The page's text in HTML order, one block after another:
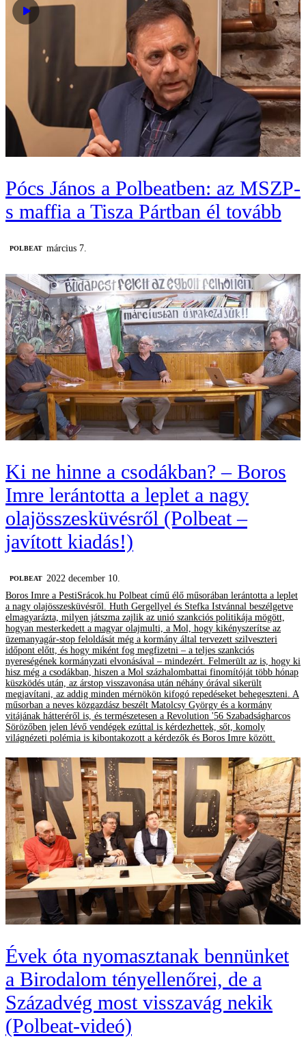
Pócs János a Polbeatben: az MSZP-
s maffia a Tisza Pártban él tovább
‎POLBEAT március 7.
Ki ne hinne a csodákban? – Boros
Imre lerántotta a leplet a nagy
olajösszesküvésről (Polbeat –
javított kiadás!)
‎POLBEAT 2022 december 10.
Boros Imre a PestiSrácok.hu Polbeat című élő műsorában lerántotta a leplet
a nagy olajösszesküvésről. Huth Gergellyel és Stefka Istvánnal beszélgetve
elmagyarázta, milyen játszma zajlik az unió szankciós politikája mögött,
hogyan mesterkedett a magyar olajmulti, a Mol, hogy kikényszerítse az
üzemanyagár-stop feloldását még a kormány által tervezett szilveszteri
időpont előtt, és hogy miként fog megfizetni – a teljes szankciós
nyereségének kormányzati elvonásával – mindezért. Felmerült az is, hogy ki
hisz még a csodákban, hiszen a Mol százhalombattai finomítóját több hónap
küszködés után, az árstop visszavonása után néhány órával sikerült
megjavítani, az addig minden mérnökön kifogó repedéseket behegeszteni. A
műsorban a neves közgazdász beszélt Matolcsy György és a kormány
vitájának hátteréről is, és természetesen a Revolution '56 Szabadságharcos
Sörözőben jelen lévő vendégek ezúttal is kérdezhettek, sőt, komoly
világnézeti polémia is kibontakozott a kérdezők és Boros Imre között.
Évek óta nyomasztanak bennünket
a Birodalom tényellenőrei, de a
Századvég most visszavág nekik
(Polbeat-videó)